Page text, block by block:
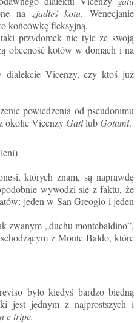
na zjadłeś kota.Wenecjanie
końcówkę fleksyjną.
przydomek nie tyle ze swoją
obecność kotów w domach i na
dialekcie Vicenzy, czy ktoś już
powiedzenia od pseudonimu
okolic Vicenzy Gatilub Gotami.
których znam, są naprawdę
wywodzi się z faktu, że
jeden w San Greogio i jeden
zwanym „duchu montebaldino”,
z Monte Baldo, które
było kiedyś bardzo biedną
jest jednym z najprostszych i
e tripe.